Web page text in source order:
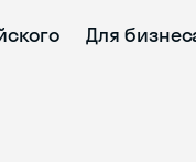
Для